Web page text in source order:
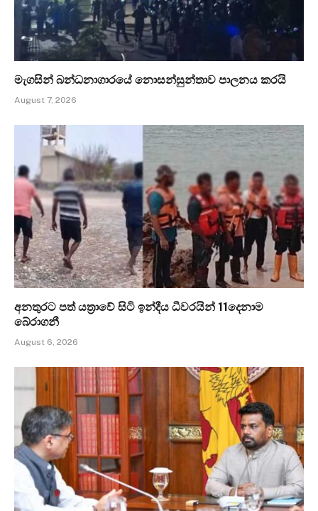
මැගසින් බන්ධනාගාරයේ නොසන්සුන්තාව පාලනය කරයි
August 7, 2026
අනතුරට පත් යත්‍රාවේ සිටි ඉන්දීය ධීවරයින් 11දෙනාම
බේරාගනී
August 6, 2026